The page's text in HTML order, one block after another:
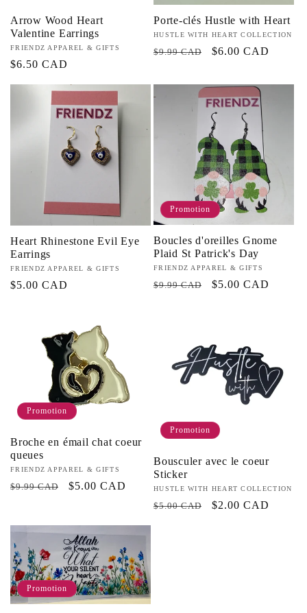
Arrow Wood Heart
Valentine Earrings
Fournisseur :
FRIENDZ APPAREL & GIFTS
Prix
$6.50 CAD
Porte-clés Hustle with Heart
Fournisseur :
HUSTLE WITH HEART COLLECTION
Prix
$9.99 CAD
Prix
$6.00 CAD
Heart Rhinestone Evil Eye
Earrings
Fournisseur :
FRIENDZ APPAREL & GIFTS
Prix
$5.00 CAD
Promotion
Boucles d'oreilles Gnome
Plaid St Patrick's Day
Fournisseur :
FRIENDZ APPAREL & GIFTS
Prix
$9.99 CAD
Prix
$5.00 CAD
Promotion
Broche en émail chat coeur
queues
Fournisseur :
FRIENDZ APPAREL & GIFTS
Prix
$9.99 CAD
Prix
$5.00 CAD
Promotion
Bousculer avec le coeur
Sticker
Fournisseur :
HUSTLE WITH HEART COLLECTION
Prix
$5.00 CAD
Prix
$2.00 CAD
Promotion